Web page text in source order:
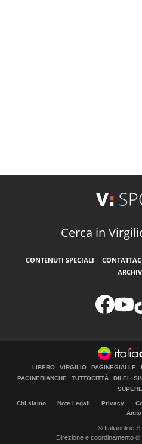
Cerca in
CONTENUTI SPECIALI
LIBERO VIRGILIO PAGINEGIALLE
PAGINEBIANCHE
TUTTOCITTÀ DILEI
Chi siamo Note Legali Privacy
Aiuto
© Italiaonline
Direzione e coordinamento di